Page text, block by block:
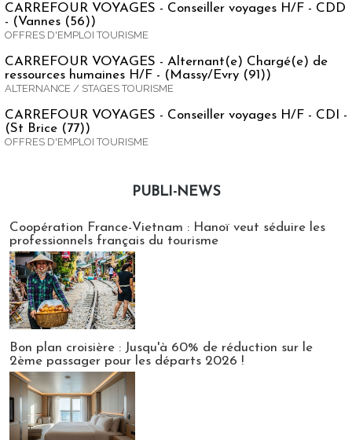
CARREFOUR VOYAGES - Conseiller voyages H/F - CDD
- (Vannes (56))
OFFRES D'EMPLOI TOURISME
CARREFOUR VOYAGES - Alternant(e) Chargé(e) de
ressources humaines H/F - (Massy/Evry (91))
ALTERNANCE / STAGES TOURISME
CARREFOUR VOYAGES - Conseiller voyages H/F - CDI -
(St Brice (77))
OFFRES D'EMPLOI TOURISME
PUBLI-NEWS
Coopération France-Vietnam : Hanoï veut séduire les
professionnels français du tourisme
Bon plan croisière : Jusqu'à 60% de réduction sur le
2ème passager pour les départs 2026 !